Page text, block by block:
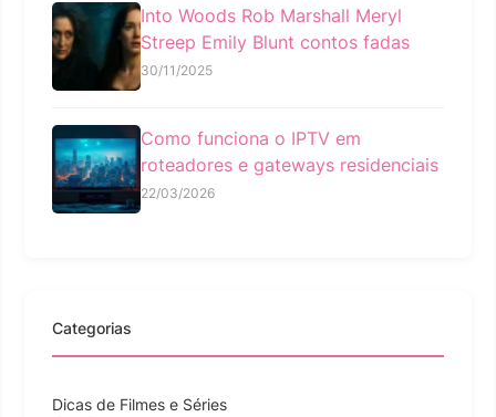
Into Woods Rob Marshall Meryl
Streep Emily Blunt contos fadas
30/11/2025
Como funciona o IPTV em
roteadores e gateways residenciais
22/03/2026
Categorias
Dicas de Filmes e Séries